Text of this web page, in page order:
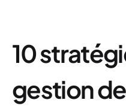
10
gestion